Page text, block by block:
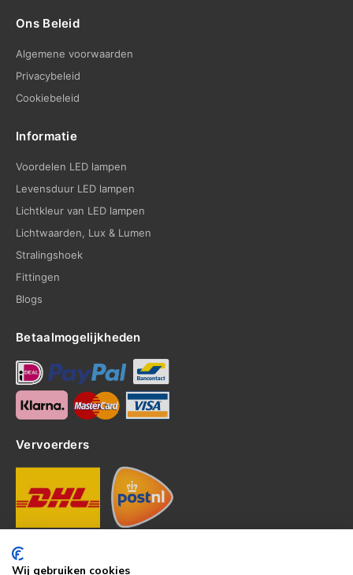
Ons Beleid
Algemene voorwaarden
Privacybeleid
Cookiebeleid
Informatie
Voordelen LED lampen
Levensduur LED lampen
Lichtkleur van LED lampen
Lichtwaarden, Lux & Lumen
Stralingshoek
Fittingen
Blogs
Betaalmogelijkheden
Vervoerders
Contact
Wij gebruiken cookies